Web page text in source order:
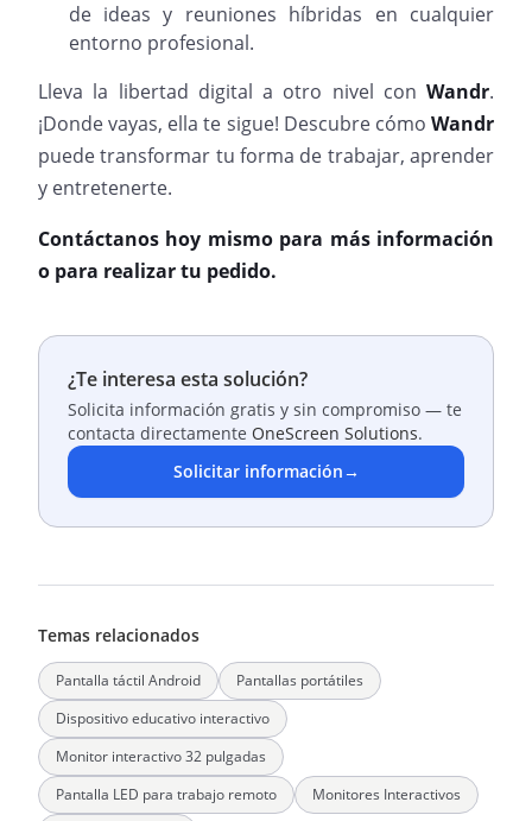
de ideas y reuniones híbridas en cualquier
entorno profesional.
Lleva la libertad digital a otro nivel con Wandr.
¡Donde vayas, ella te sigue! Descubre cómo Wandr
puede transformar tu forma de trabajar, aprender
y entretenerte.
Contáctanos hoy mismo para más información
o para realizar tu pedido.
¿Te interesa esta solución?
Solicita información gratis y sin compromiso — te
contacta directamente OneScreen Solutions.
Solicitar información→
Temas relacionados
Pantalla táctil Android
Pantallas portátiles
Dispositivo educativo interactivo
Monitor interactivo 32 pulgadas
Pantalla LED para trabajo remoto
Monitores Interactivos